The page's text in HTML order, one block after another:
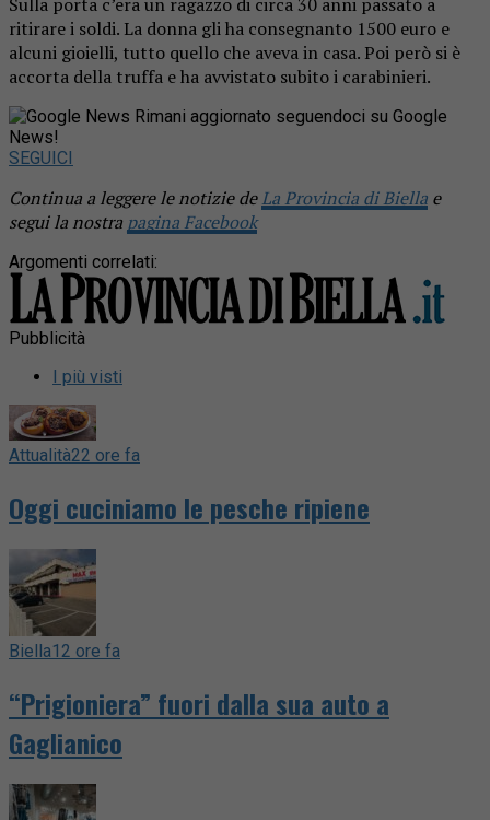
ritirare i soldi. La donna gli ha consegnanto 1500 euro e
alcuni gioielli, tutto quello che aveva in casa. Poi però si è
accorta della truffa e ha avvistato subito i carabinieri.
Rimani aggiornato seguendoci su Google
News!
SEGUICI
Continua a leggere le notizie deLa Provincia di Biella e
segui la nostra pagina Facebook
Argomenti correlati:
Pubblicità
I più visti
Attualità22 ore fa
Oggi cuciniamo le pesche ripiene
Biella12 ore fa
“Prigioniera” fuori dalla sua auto a
Gaglianico